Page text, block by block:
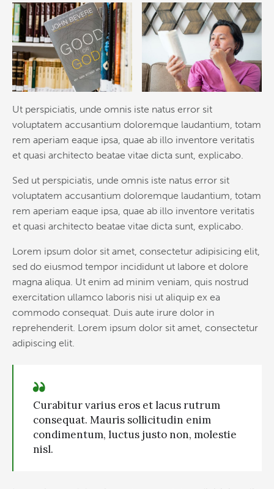
Ut perspiciatis, unde omnis iste natus error sit
voluptatem accusantium doloremque laudantium, totam
rem aperiam eaque ipsa, quae ab illo inventore veritatis
et quasi architecto beatae vitae dicta sunt, explicabo.
Sed ut perspiciatis, unde omnis iste natus error sit
voluptatem accusantium doloremque laudantium, totam
rem aperiam eaque ipsa, quae ab illo inventore veritatis
et quasi architecto beatae vitae dicta sunt, explicabo.
Lorem ipsum dolor sit amet, consectetur adipisicing elit,
sed do eiusmod tempor incididunt ut labore et dolore
magna aliqua. Ut enim ad minim veniam, quis nostrud
exercitation ullamco laboris nisi ut aliquip ex ea
commodo consequat. Duis aute irure dolor in
reprehenderit. Lorem ipsum dolor sit amet, consectetur
adipiscing elit.
Curabitur varius eros et lacus rutrum
consequat. Mauris sollicitudin enim
condimentum, luctus justo non, molestie
nisl.